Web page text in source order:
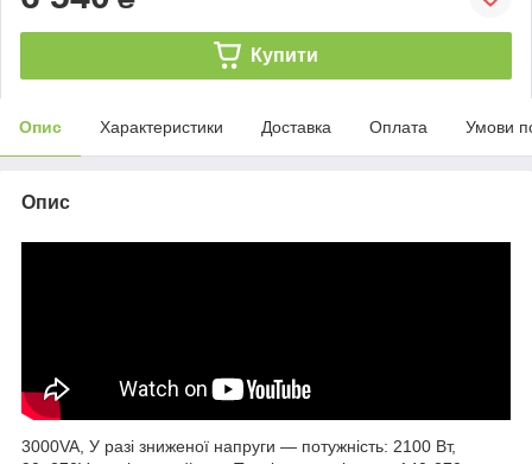
Купити
Опис Характеристики Доставка Оплата Умови
Опис
3000VA, У разі зниженої напруги — потужність: 2100 Вт,